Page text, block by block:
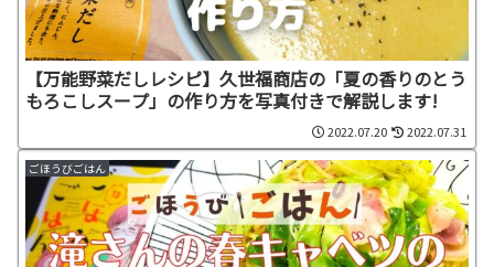
【万能野菜だしレシピ】久世福商店の「夏の香りのとう
もろこしスープ」の作り方を写真付きで解説します!
2022.07.20 2022.07.31
ごほうびごはん